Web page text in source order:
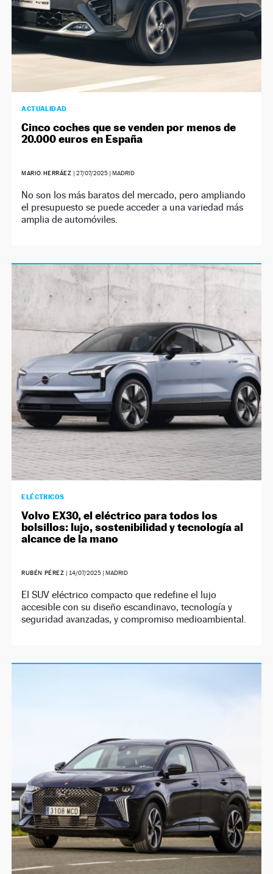
ACTUALIDAD
Cinco coches que se venden por menos de
20.000 euros en España
MARIO HERRÁEZ |27/07/2025 | MADRID
No son los más baratos del mercado, pero ampliando
el presupuesto se puede acceder a una variedad más
amplia de automóviles.
ELÉCTRICOS
Volvo EX30, el eléctrico para todos los
bolsillos: lujo, sostenibilidad y tecnología al
alcance de la mano
RUBÉN PÉREZ | 14/07/2025 | MADRID
El SUV eléctrico compacto que redefine el lujo
accesible con su diseño escandinavo, tecnología y
seguridad avanzadas, y compromiso medioambiental.